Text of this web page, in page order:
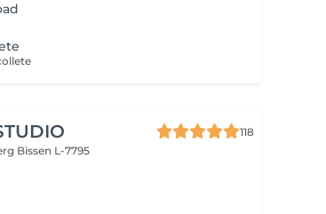
118
Bissen L-7795